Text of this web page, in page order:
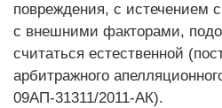
повреждения, с истечением
с внешними факторами,
считаться естественной
арбитражного
­09АП-31311/2011-АК).